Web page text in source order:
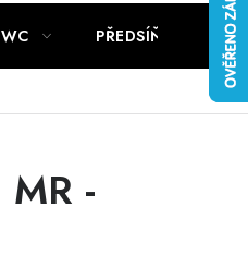
PŘEDSÍŇ
-